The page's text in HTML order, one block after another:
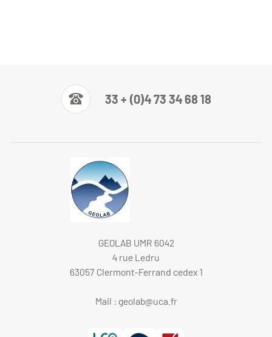
33 + (0)4 73 34 68 18
GEOLAB UMR 6042
4 rue Ledru
63057 Clermont-Ferrand cedex 1
Mail : geolab@uca.fr